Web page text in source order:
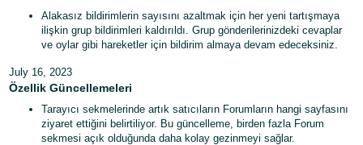
Alakasız bildirimlerin sayısını azaltmak için her yeni tartışmaya
ilişkin grup bildirimleri kaldırıldı. Grup gönderilerinizdeki cevaplar
ve oylar gibi hareketler için bildirim almaya devam edeceksiniz.
July 16, 2023
Özellik Güncellemeleri
Tarayıcı sekmelerinde artık satıcıların Forumların hangi sayfasını
ziyaret ettiğini belirtiliyor. Bu güncelleme, birden fazla Forum
sekmesi açık olduğunda daha kolay gezinmeyi sağlar.